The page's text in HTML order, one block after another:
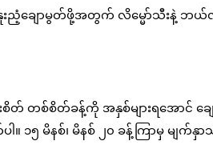
နူးညံ့ချောမွတ်ဖို့အတွက် လိမ္မော်သီးနဲ့
တ် တစ်စိတ်ခန့်ကို အနှစ်များရအောင် ချ
၁၅ မိနစ်၊ မိနစ် ၂၀ ခန့်ကြာမှ မျက်နှ